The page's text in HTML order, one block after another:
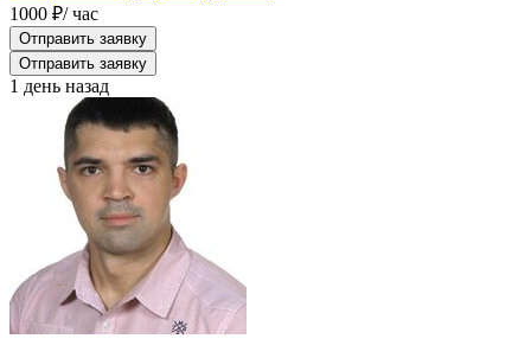
1000 ₽/ час
Отправить заявку
Отправить заявку
1 день назад